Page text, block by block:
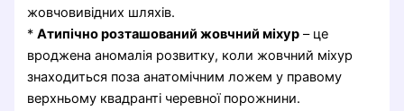
жовчовивідних шляхів.
*Атипічно розташований жовчний міхур – це
вроджена аномалія розвитку, коли жовчний міхур
знаходиться поза анатомічним ложем у правому
верхньому квадранті черевної порожнини.